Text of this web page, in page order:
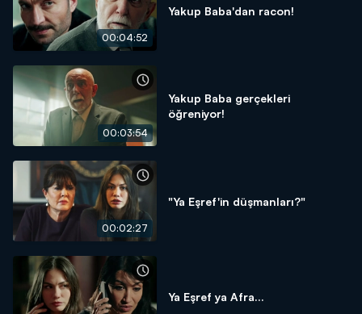
00:04:52
Yakup Baba'dan racon!
00:03:54
Yakup Baba gerçekleri
öğreniyor!
00:02:27
"Ya Eşref'in düşmanları?"
Ya Eşref ya Afra...